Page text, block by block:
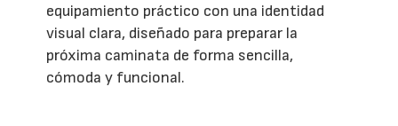
equipamiento práctico con una identidad
visual clara, diseñado para preparar la
próxima caminata de forma sencilla,
cómoda y funcional.